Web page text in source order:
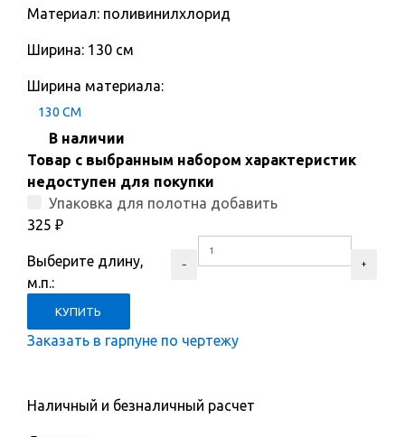
Материал: поливинилхлорид
Ширина: 130 см
Ширина материала:
130 СМ
В наличии
Товар с выбранным набором характеристик
недоступен для покупки
Упаковка для полотна добавить
325 ₽
Выберите длину,
м.п.:
Заказать в гарпуне по чертежу
Наличный и безналичный расчет